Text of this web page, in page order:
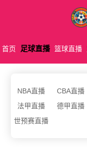
首页 足球直播 篮球直播
NBA直播 CBA直播
法甲直播
德甲直播
世预赛直播